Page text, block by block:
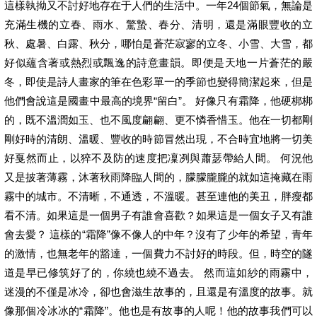
這樣執拗又不討好地存在于人們的生活中。一年24個節氣，無論是
充滿生機的立春、雨水、驚蟄、春分、清明，還是滿眼豐收的立
秋、處暑、白露、秋分，哪怕是蒼茫寂寥的立冬、小雪、大雪，都
好似蘊含著或熱烈或飄逸的詩意畫韻。即便是天地一片蒼茫的嚴
冬，即使是詩人畫家的筆在色彩單一的季節也變得簡潔起來，但是
他們會說這是國畫中最高的境界“留白”。 好像只有霜降，他硬梆梆
的，既不溫潤如玉、也不風度翩翩、更不憐香惜玉。他在一切都剛
剛好時的清朗、溫暖、豐收的時節冒然出現，不合時宜地將一切美
好戛然而止，以猝不及防的速度把凜冽與蕭瑟帶給人間。 何況他
又是披著薄霧，沐著秋雨降臨人間的，朦朦朧朧的就如這掩藏在雨
霧中的城市。不清晰，不通透，不溫暖。甚至連他的美丑，胖瘦都
看不清。如果這是一個男子有誰會喜歡？如果這是一個女子又有誰
會去愛？ 這樣的“霜降”像不像人的中年？沒有了少年的希望，青年
的激情，也無老年的豁達，一個費力不討好的時段。但，時空的隧
道是早已修筑好了的，你繞也繞不過去。 然而這如紗的雨霧中，
迷漫的不僅是冰冷，卻也會滋生故事的，且還是有溫度的故事。就
像那個冷冰冰的“霜降”。他也是有故事的人呢！他的故事我們可以